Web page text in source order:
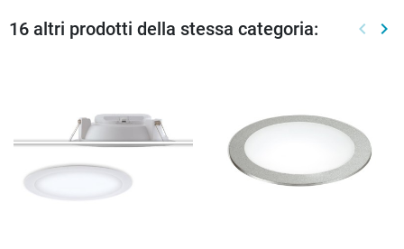
16 altri prodotti della stessa categoria: keyboard_arrow_left keyboard_arrow_right